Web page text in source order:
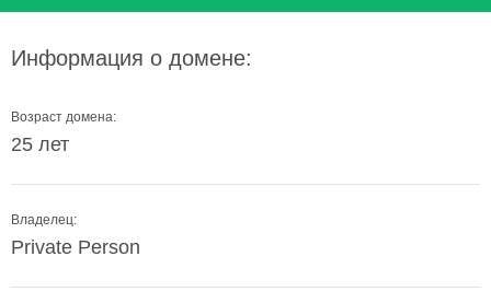
Информация о домене:
Возраст домена:
25 лет
Владелец:
Private Person